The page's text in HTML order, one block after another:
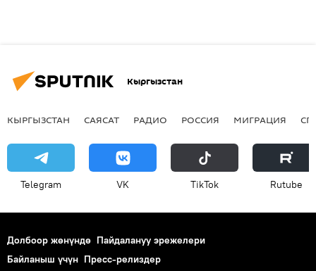
Кыргызстан
КЫРГЫЗСТАН САЯСАТ РАДИО РОССИЯ МИГРАЦИЯ
Telegram VK ТikТоk Rutube
Долбоор жөнүндө Пайдалануу эрежелери
Байланыш үчүн Пресс-релиздер